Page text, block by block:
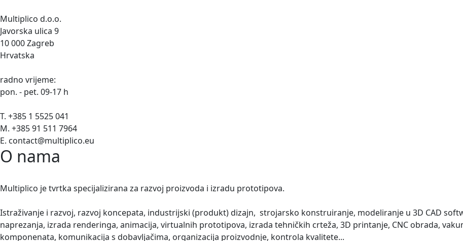
Multiplico d.o.o.
Javorska ulica 9
10 000 Zagreb
Hrvatska
radno vrijeme:
pon. - pet. 09-17 h
T. +385 1 5525 041
M. +385 91 511 7964
E. contact@multiplico.eu
O nama
Multiplico je tvrtka specijalizirana za razvoj proizvoda i izradu prototipova.
Istraživanje i razvoj, razvoj koncepata, industrijski (produkt) dizajn, strojarsko konstruiranje, modeliranje u 3D CAD
naprezanja, izrada renderinga, animacija, virtualnih prototipova, izrada tehničkih crteža, 3D printanje, CNC obrada,
komponenata, komunikacija s dobavljačima, organizacija proizvodnje, kontrola kvalitete...